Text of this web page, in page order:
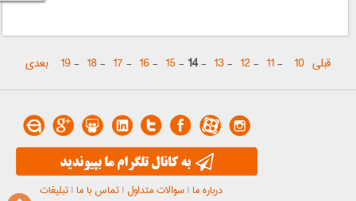
قبلی 10
-
11
-
12
-
13
-
14
-
15
-
16
-
17
-
18
-
19 بعدی
درباره ما |سوالات متداول |تماس با ما |تبلیغات